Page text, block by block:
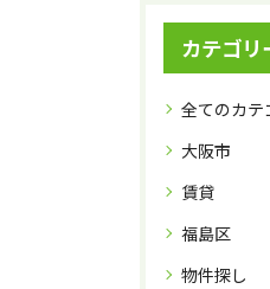
カテゴリ
全てのカテ
大阪市
賃貸
福島区
物件探し